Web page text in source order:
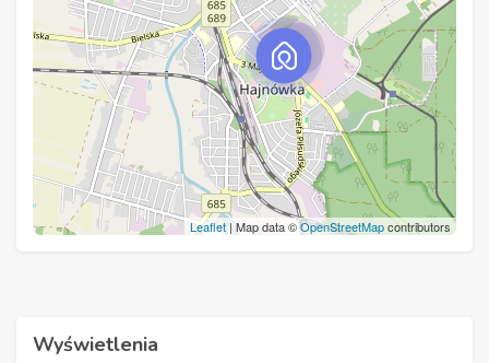
Leaflet | Map data ©OpenStreetMapcontributors
Wyświetlenia